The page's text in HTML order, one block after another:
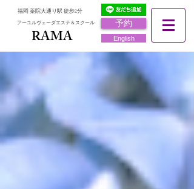
予約
福岡 薬院大通り駅 徒歩2分
アーユルヴェーダエステ＆スクール
RAMA English